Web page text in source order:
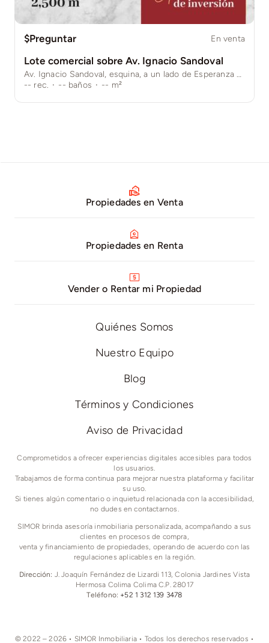
$Preguntar En venta
Lote comercial sobre Av. Ignacio Sandoval
Av. Ignacio Sandoval, esquina, a un lado de Esperanza Real. Colima, Col.
-- rec. · -- baños · -- m²
Propiedades en Venta
Propiedades en Renta
Vender o Rentar mi Propiedad
Quiénes Somos
Nuestro Equipo
Blog
Términos y Condiciones
Aviso de Privacidad
Comprometidos a ofrecer experiencias digitales accesibles para todos
los usuarios.
Trabajamos de forma continua para mejorar nuestra plataforma y facilitar
su uso.
Si tienes algún comentario o inquietud relacionada con la accesibilidad,
no dudes en contactarnos.
SIMOR brinda asesoría inmobiliaria personalizada, acompañando a sus
clientes en procesos de compra,
venta y financiamiento de propiedades, operando de acuerdo con las
regulaciones aplicables en la región.
Dirección: J. Joaquín Fernández de Lizardi 113, Colonia Jardines Vista
Hermosa Colima Colima C.P. 28017
Teléfono: +52 1 312 139 3478
© 2022 – 2026 • SIMOR Inmobiliaria • Todos los derechos reservados •